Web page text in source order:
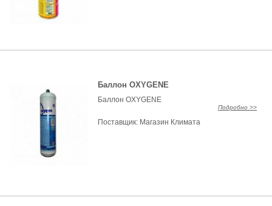
Баллон OXYGENE
Баллон OXYGENE
Подробно >>
Поставщик: Магазин Климата